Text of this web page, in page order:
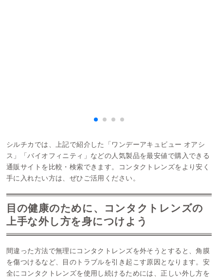
シルチカでは、上記で紹介した「ワンデーアキュビュー オアシ
ス」「バイオフィニティ」などの人気製品を最安値で購入できる
通販サイトを比較・検索できます。コンタクトレンズをより安く
手に入れたい方は、ぜひご活用ください。
目の健康のために、コンタクトレンズの
上手な外し方を身につけよう
間違った方法で無理にコンタクトレンズを外そうとすると、角膜
を傷つけるなど、目のトラブルを引き起こす原因となります。安
全にコンタクトレンズを使用し続けるためには、正しい外し方を